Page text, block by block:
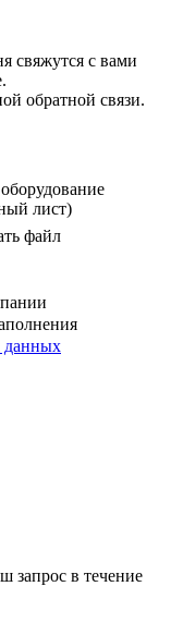
свяжутся с вами
обратной связи.
лист)
файл
данных
запрос в течение